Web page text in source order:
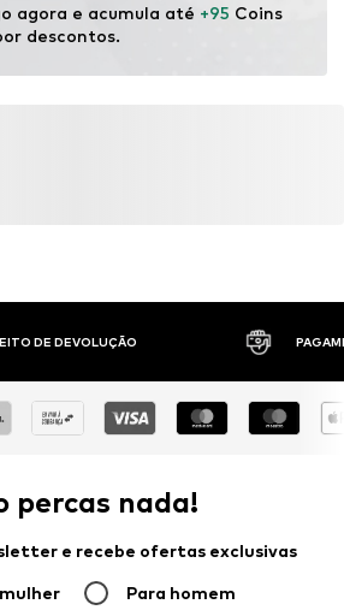
agora e acumula até +95 Coins
descontos.
DE DEVOLUÇÃO
percas nada!
e recebe ofertas exclusivas
Para homem